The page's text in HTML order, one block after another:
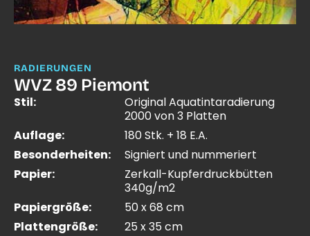
RADIERUNGEN
WVZ 89 Piemont
Stil:
Original Aquatintaradierung
2000 von 3 Platten
Auflage:
180 Stk. + 18 E.A.
Besonderheiten:
Signiert und nummeriert
Papier:
Zerkall-Kupferdruckbütten
340g/m2
Papiergröße:
50 x 68 cm
Plattengröße:
25 x 35 cm